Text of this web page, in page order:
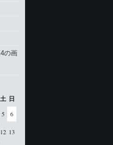
の画
土 日
5 6
12 13